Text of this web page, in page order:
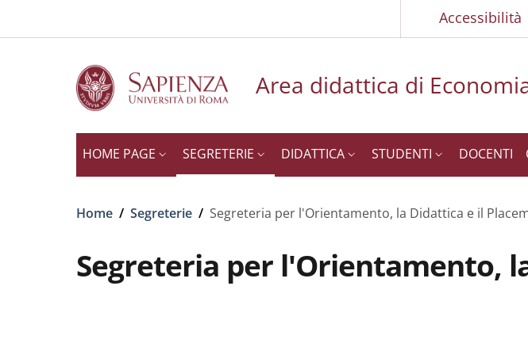
Accessibilità
Area didattica di
HOME PAGE SEGRETERIE DIDATTICA STUDENTI DOCENTI
Briciole di pane
Home / Segreterie / Segreteria per l'Orientamento, la Didattica e il
Segreteria per l'Orientamento,